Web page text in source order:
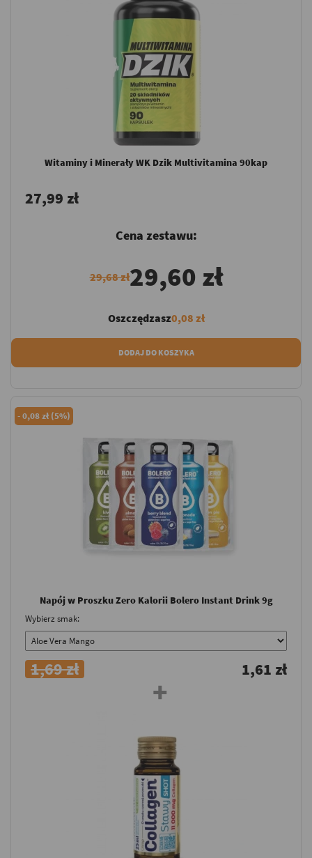
Witaminy i Minerały WK Dzik Multivitamina 90kap
27,99 zł
Cena zestawu:
29,68 zł29,60 zł
Oszczędzasz0,08 zł
DODAJ DO KOSZYKA
-0,08 zł (5%)
Napój w Proszku Zero Kalorii Bolero Instant Drink 9g
Wybierz smak:
1,69 zł 1,61 zł